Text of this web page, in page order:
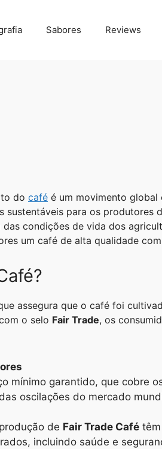
Sabores Reviews
do café é um movimento
sustentáveis para os produtores
condições de vida dos
um café de alta qualidade
assegura que o café foi
o selo Fair Trade, os
mínimo garantido, que cobre
oscilações do mercado
de Fair Trade Café
incluindo saúde e